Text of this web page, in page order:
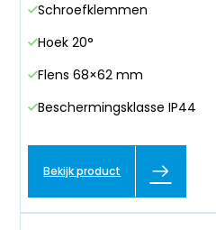
Schroefklemmen
Hoek 20°
Flens 68×62 mm
Beschermingsklasse IP44
Bekijk product